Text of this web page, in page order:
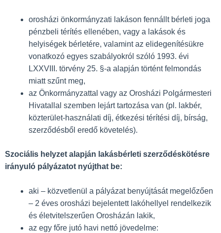
orosházi önkormányzati lakáson fennállt bérleti joga
pénzbeli térítés ellenében, vagy a lakások és
helyiségek bérletére, valamint az elidegenítésükre
vonatkozó egyes szabályokról szóló 1993. évi
LXXVIII. törvény 25. §-a alapján történt felmondás
miatt szűnt meg,
az Önkormányzattal vagy az Orosházi Polgármesteri
Hivatallal szemben lejárt tartozása van (pl. lakbér,
közterület-használati díj, étkezési térítési díj, bírság,
szerződésből eredő követelés).
Szociális helyzet alapján lakásbérleti szerződéskötésre
irányuló pályázatot nyújthat be:
aki – közvetlenül a pályázat benyújtását megelőzően
– 2 éves orosházi bejelentett lakóhellyel rendelkezik
és életvitelszerűen Orosházán lakik,
az egy főre jutó havi nettó jövedelme: